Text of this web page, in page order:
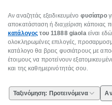
Αν αναζητάς εξειδικευμένο φυσίατρο
αποκατάσταση ή διαχείριση κάποιας
κατάλογος του 11888 giaolaείναι
ολοκληρωμένες επιλογές,
κατάλογο θα βρεις φυσιάτρους με
έτοιμους να προτείνουν
και της καθημερινότητάς σου.
Ταξινόμηση: Προτεινόμενα